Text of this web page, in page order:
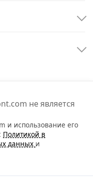
3
не является
и использование его
Политикой в
данных и